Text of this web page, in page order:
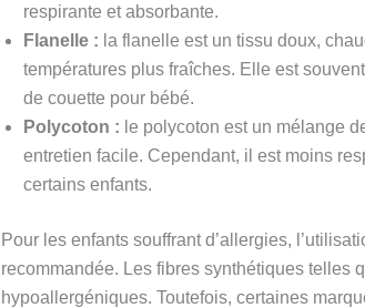
respirante et absorbante.
Flanelle : la flanelle est un tissu doux,
températures plus fraîches. Elle est
de couette pour bébé.
Polycoton : le polycoton est un mélange
entretien facile. Cependant, il est moins
certains enfants.
Pour les enfants souffrant d’allergies,
recommandée. Les fibres synthétiques telles
hypoallergéniques. Toutefois, certaines